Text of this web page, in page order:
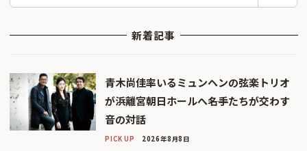
新着記事
青木尚佳率いるミュンヘンの弦楽トリオ
が浜離宮朝日ホールへ――名手たちが交わす
音の対話
PICK UP 2026年8月8日